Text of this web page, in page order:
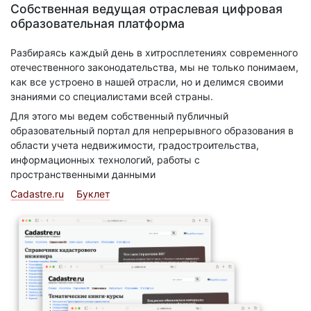
Собственная ведущая отраслевая цифровая
образовательная платформа
Разбираясь каждый день в хитросплетениях современного
отечественного законодательства, мы не только понимаем,
как все устроено в нашей отрасли, но и делимся своими
знаниями со специалистами всей страны.
Для этого мы ведем собственный публичный
образовательный портал для непрерывного образования в
области учета недвижимости, градостроительства,
информационных технологий, работы с
пространственными данными
Cadastre.ru
Буклет